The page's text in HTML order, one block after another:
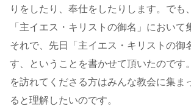
りをしたり、奉仕をしたりします。でも
「主イエス・キリストの御名」において
それで、先日「主イエス・キリストの御
す、ということを書かせて頂いたのです
を訪れてくださる方はみんな教会に集ま
ると理解したいのです。